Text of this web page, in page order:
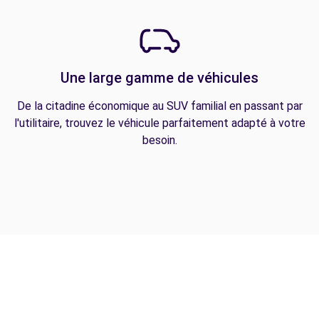
Une large gamme de véhicules
De la citadine économique au SUV familial en passant par
l'utilitaire, trouvez le véhicule parfaitement adapté à votre
besoin.